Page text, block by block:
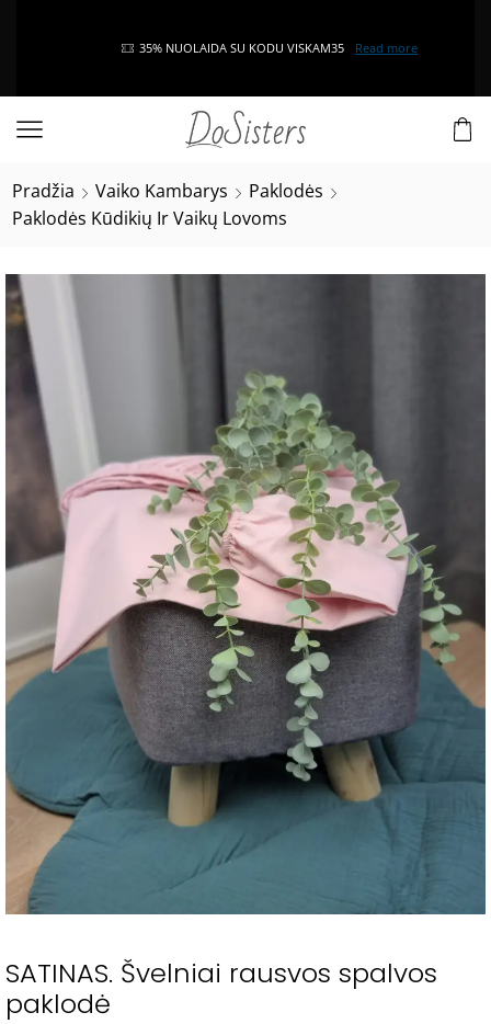
35% NUOLAIDA SU KODU VISKAM35 Read more
Pradžia Vaiko Kambarys
Paklodės
Paklodės Kūdikių Ir Vaikų Lovoms
SATINAS. Švelniai rausvos spalvos
paklodė